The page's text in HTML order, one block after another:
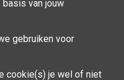
van jouw
gebruiken voor
cookie(s) je wel of niet